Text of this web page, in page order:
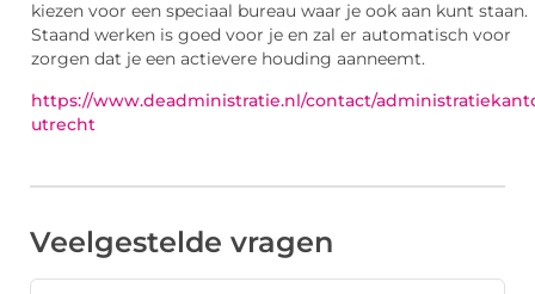
kiezen voor een speciaal bureau waar je ook aan kunt staan.
Staand werken is goed voor je en zal er automatisch voor
zorgen dat je een actievere houding aanneemt.
https://www.deadministratie.nl/contact/
utrecht
Veelgestelde vragen